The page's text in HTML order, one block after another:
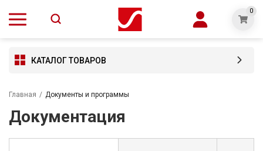
0
КАТАЛОГ ТОВАРОВ
Главная / Документы и программы
Документация